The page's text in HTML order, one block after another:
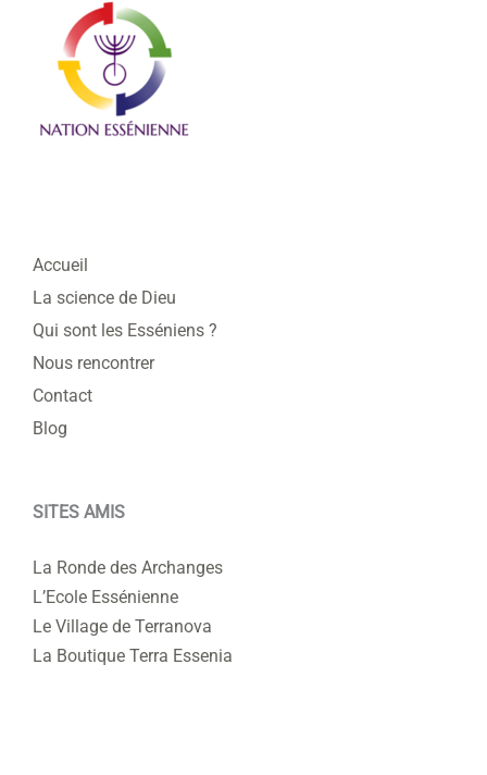
Accueil
La science de Dieu
Qui sont les Esséniens ?
Nous rencontrer
Contact
Blog
SITES AMIS
La Ronde des Archanges
L’Ecole Essénienne
Le Village de Terranova
La Boutique Terra Essenia